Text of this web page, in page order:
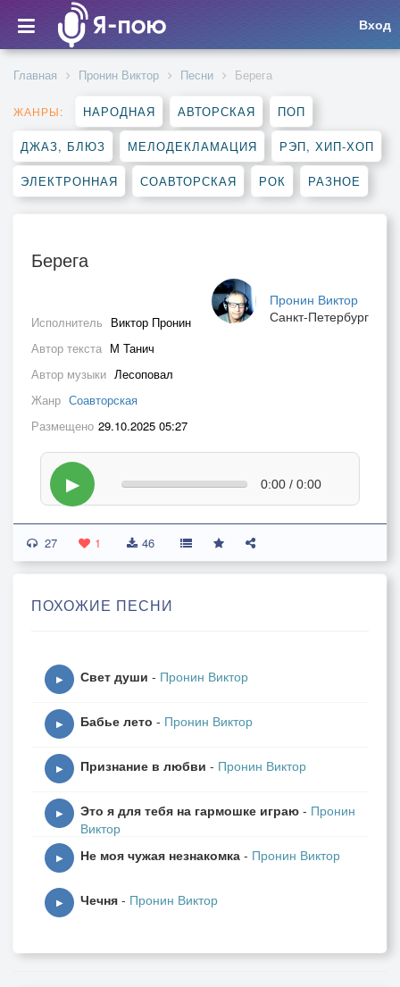
Вход
Главная Пронин Виктор Песни Берега
ЖАНРЫ: НАРОДНАЯ АВТОРСКАЯ ПОП
ДЖАЗ, БЛЮЗ МЕЛОДЕКЛАМАЦИЯ РЭП, ХИП-ХОП
ЭЛЕКТРОННАЯ СОАВТОРСКАЯ РОК РАЗНОЕ
Берега
Пронин Виктор
Санкт-Петербург
Исполнитель Виктор Пронин
Автор текста М Танич
Автор музыки Лесоповал
Жанр Соавторская
Размещено 29.10.2025 05:27
▶ 0:00 / 0:00
27 1 46
ПОХОЖИЕ ПЕСНИ
▶ Свет души - Пронин Виктор
▶ Бабье лето - Пронин Виктор
▶ Признание в любви - Пронин Виктор
▶ Это я для тебя на гармошке играю - Пронин
Виктор
▶ Не моя чужая незнакомка - Пронин Виктор
▶ Чечня - Пронин Виктор